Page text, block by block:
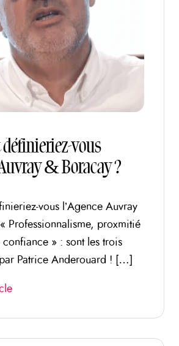
vous
& Boracay ?
vous l’Agence Auvray
Professionnalisme, proxmitié
» : sont les trois
Patrice Anderouard ! […]